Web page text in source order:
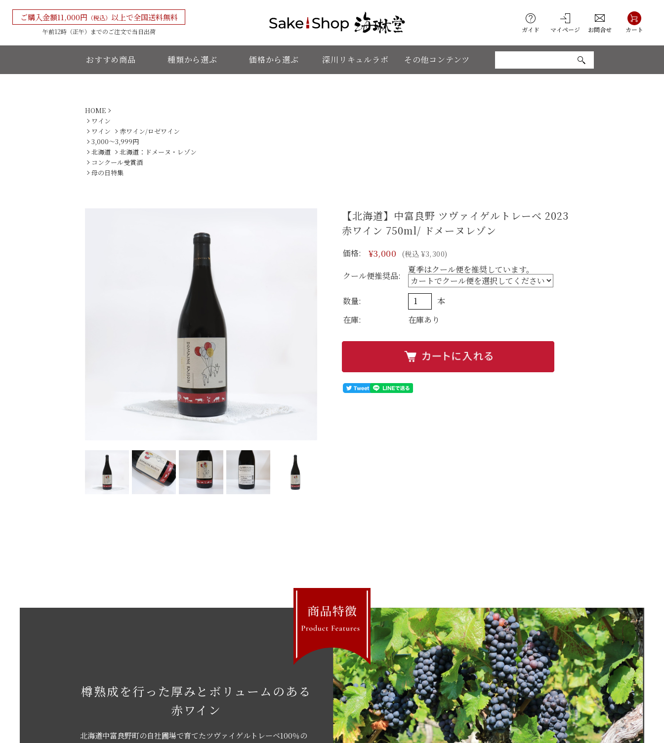
ご購入金額11,000円 （税込） 以上で全国送料無料
午前12時（正午）までのご注文で当日出荷 ガイド マイページ お問合せ カート
おすすめ商品 種類から選ぶ 価格から選ぶ 深川リキュルラボ その他コンテンツ
HOME
ワイン
ワイン
赤ワイン/ロゼワイン
3,000〜3,999円
北海道
北海道：ドメーヌ・レゾン
コンクール受賞酒
母の日特集
【北海道】中富良野 ツヴァイゲルトレーべ 2023
赤ワイン 750ml/ ドメーヌレゾン
価格: ¥3,000 (税込 ¥3,300)
クール便推奨品:
夏季はクール便を推奨しています。
数量:
本
在庫:
在庫あり
樽熟成を行った厚みとボリュームのある
赤ワイン
北海道中富良野町の自社圃場で育てたツヴァイゲルトレーベ100％の